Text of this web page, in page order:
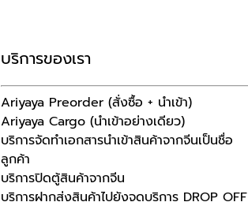
บริการของเรา
Ariyaya Preorder (สั่งซื้อ + นำเข้า)
Ariyaya Cargo (นำเข้าอย่างเดียว)
บริการจัดทำเอกสารนำเข้าสินค้าจากจีนเป็นชื่อ
ลูกค้า
บริการปิดตู้สินค้าจากจีน
บริการฝากส่งสินค้าไปยังจุดบริการ DROP OFF